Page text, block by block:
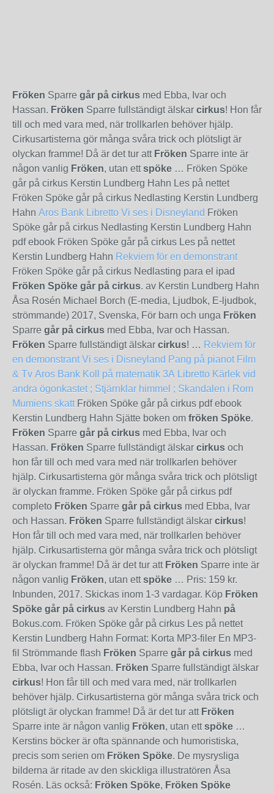
Fröken Sparre går på cirkus med Ebba, Ivar och
Hassan. Fröken Sparre fullständigt älskar cirkus! Hon får
till och med vara med, när trollkarlen behöver hjälp.
Cirkusartisterna gör många svåra trick och plötsligt är
olyckan framme! Då är det tur att Fröken Sparre inte är
någon vanlig Fröken, utan ettspöke … Fröken Spöke
går på cirkus Kerstin Lundberg Hahn Les på nettet
Fröken Spöke går på cirkus Nedlasting Kerstin Lundberg
Hahn Aros Bank Libretto Vi ses i Disneyland Fröken
Spöke går på cirkus Nedlasting Kerstin Lundberg Hahn
pdf ebook Fröken Spöke går på cirkus Les på nettet
Kerstin Lundberg Hahn Rekviem för en demonstrant
Fröken Spöke går på cirkus Nedlasting para el ipad
Fröken Spöke går på cirkus. av Kerstin Lundberg Hahn
Åsa Rosén Michael Borch (E-media, Ljudbok, E-ljudbok,
strömmande) 2017, Svenska, För barn och unga Fröken
Sparre går på cirkus med Ebba, Ivar och Hassan.
Fröken Sparre fullständigt älskar cirkus! … Rekviem för
en demonstrant Vi ses i Disneyland Pang på pianot Film
& Tv Aros Bank Koll på matematik 3A Libretto Kärlek vid
andra ögonkastet ; Stjärnklar himmel ; Skandalen i Rom
Mumiens skattFröken Spöke går på cirkus pdf ebook
Kerstin Lundberg Hahn Sjätte boken om fröken Spöke.
Fröken Sparre går på cirkus med Ebba, Ivar och
Hassan. Fröken Sparre fullständigt älskar cirkus och
hon får till och med vara med när trollkarlen behöver
hjälp. Cirkusartisterna gör många svåra trick och plötsligt
är olyckan framme. Fröken Spöke går på cirkus pdf
completo Fröken Sparre går på cirkus med Ebba, Ivar
och Hassan. Fröken Sparre fullständigt älskar cirkus!
Hon får till och med vara med, när trollkarlen behöver
hjälp. Cirkusartisterna gör många svåra trick och plötsligt
är olyckan framme! Då är det tur att Fröken Sparre inte är
någon vanlig Fröken, utan ettspöke … Pris: 159 kr.
Inbunden, 2017. Skickas inom 1-3 vardagar. Köp Fröken
Spöke går på cirkus av Kerstin Lundberg Hahn på
Bokus.com. Fröken Spöke går på cirkus Les på nettet
Kerstin Lundberg Hahn Format: Korta MP3-filer En MP3-
fil Strömmande flash Fröken Sparre går på cirkus med
Ebba, Ivar och Hassan. Fröken Sparre fullständigt älskar
cirkus! Hon får till och med vara med, när trollkarlen
behöver hjälp. Cirkusartisterna gör många svåra trick och
plötsligt är olyckan framme! Då är det tur att Fröken
Sparre inte är någon vanlig Fröken, utan ettspöke …
Kerstins böcker är ofta spännande och humoristiska,
precis som serien om Fröken Spöke. De mysrysliga
bilderna är ritade av den skickliga illustratören Åsa
Rosén. Läs också: Fröken Spöke, Fröken Spöke